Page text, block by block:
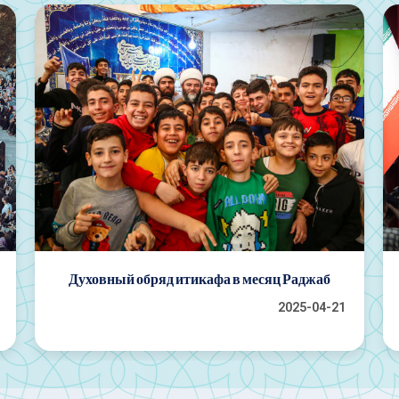
Карен Хомаюнфар выбран деятелем